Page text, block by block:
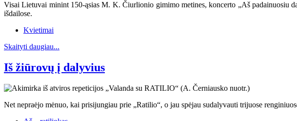
Visai Lietuvai minint 150-ąsias M. K. Čiurlionio gimimo metines, koncerto „Aš padainuosiu
išdailose.
Kvietimai
Skaityti daugiau...
Iš žiūrovų į dalyvius
Net nepraėjo mėnuo, kai prisijungiau prie „Ratilio“, o jau spėjau sudalyvauti trijuose